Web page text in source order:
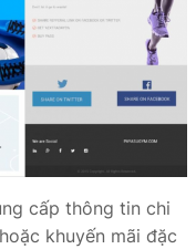
cấp thông tin chi
khuyến mãi đặc